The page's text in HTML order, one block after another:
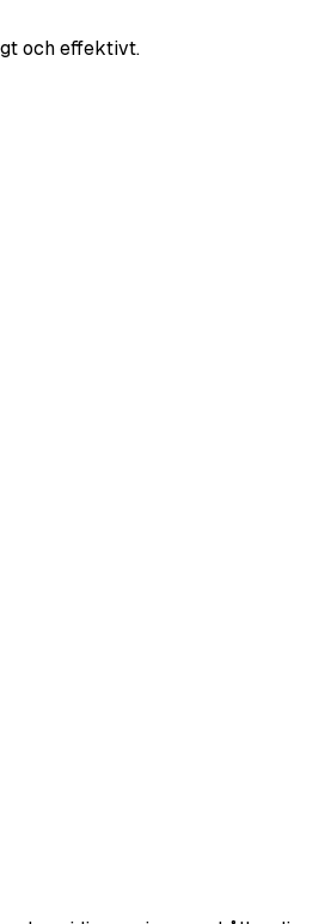
och effektivt.